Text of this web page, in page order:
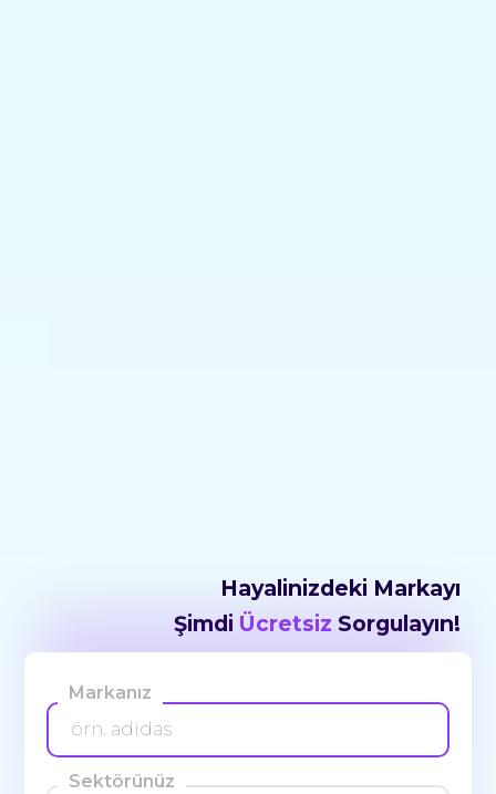
Hayalinizdeki Markayı
Şimdi Ücretsiz Sorgulayın!
Markanız
Sektörünüz